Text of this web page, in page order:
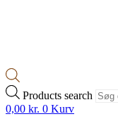
Products search
0,00 kr. 0 Kurv